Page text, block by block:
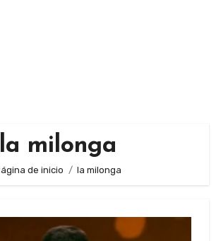
la milonga
de inicio la milonga